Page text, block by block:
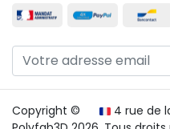
4 rue de
Copyright ©